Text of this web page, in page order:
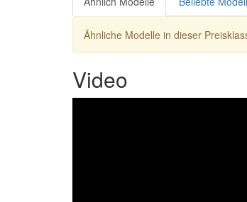
Ähnliche Modelle in dieser
Video